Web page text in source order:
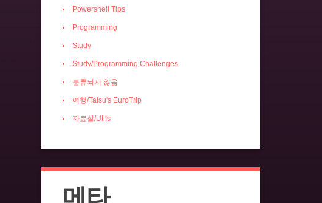
Powershell Tips
Programming
Study
Study/Programming Challenges
분류되지 않음
여행/Talsu's EuroTrip
자료실/Utils